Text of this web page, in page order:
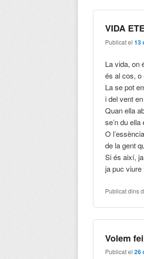
VIDA
Publicat el13
La vida, on
és al cos, o
La se pot
i del vent
Quan ella
se’n du
O
de la gent
Si és així,
ja puc viure
Publicat dins
Volem
Publicat el26